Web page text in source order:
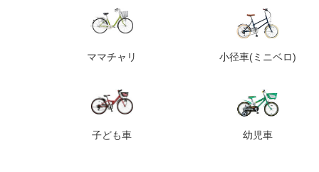
ママチャリ 小径車(ミニベロ)
子ども車 幼児車